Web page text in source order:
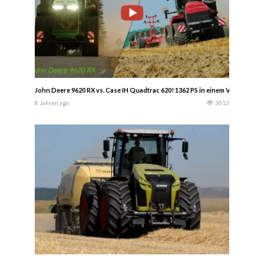
John Deere 9620 RX vs. Case IH Quadtrac 620! 1362 PS in einem Video! 8
8 Jahren ago 3013